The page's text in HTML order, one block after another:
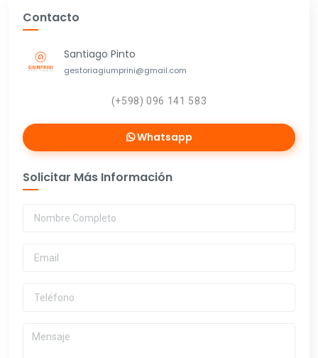
Contacto
Santiago Pinto
gestoriagiumprini@gmail.com
(+598) 096 141 583
Whatsapp
Solicitar Más Información